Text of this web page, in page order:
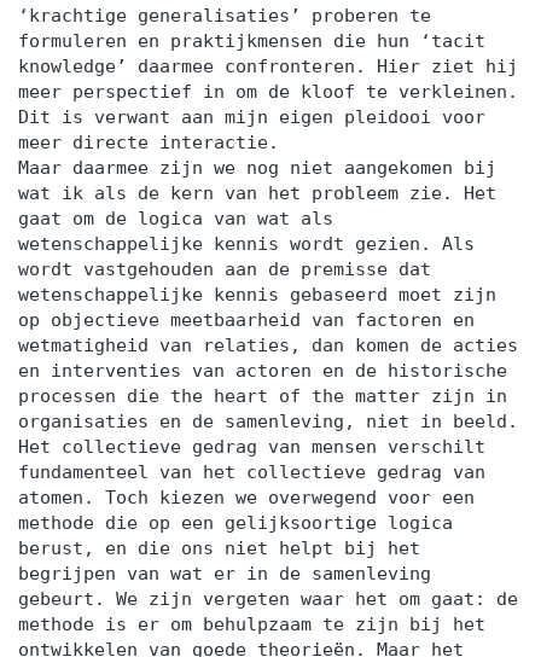
‘krachtige generalisaties’ proberen te
formuleren en praktijkmensen die hun ‘tacit
knowledge’ daarmee confronteren. Hier ziet hij
meer perspectief in om de kloof te verkleinen.
Dit is verwant aan mijn eigen pleidooi voor
meer directe interactie.
Maar daarmee zijn we nog niet aangekomen bij
wat ik als de kern van het probleem zie. Het
gaat om de logica van wat als
wetenschappelijke kennis wordt gezien. Als
wordt vastgehouden aan de premisse dat
wetenschappelijke kennis gebaseerd moet zijn
op objectieve meetbaarheid van factoren en
wetmatigheid van relaties, dan komen de acties
en interventies van actoren en de historische
processen die the heart of the matter zijn in
organisaties en de samenleving, niet in beeld.
Het collectieve gedrag van mensen verschilt
fundamenteel van het collectieve gedrag van
atomen. Toch kiezen we overwegend voor een
methode die op een gelijksoortige logica
berust, en die ons niet helpt bij het
begrijpen van wat er in de samenleving
gebeurt. We zijn vergeten waar het om gaat: de
methode is er om behulpzaam te zijn bij het
ontwikkelen van goede theorieën. Maar het